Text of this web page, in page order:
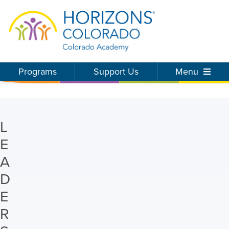
Programs Support Us Menu
L
E
A
D
E
R